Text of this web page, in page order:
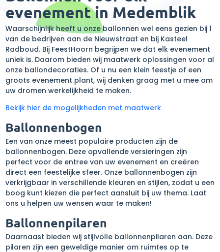
evenement in Medemblik
Waarschijnlijk heeft u onze ballonnen wel eens gezien bij 1
van de bedrijven aan de Nieuwstraat en bij Kasteel
Radboud. Bij FeestHoorn begrijpen we dat elk evenement
uniek is. Daarom bieden wij maatwerk oplossingen voor al
onze ballondecoraties. Of u nu een klein feestje of een
groots evenement plant, wij denken graag met u mee om
uw dromen werkelijkheid te maken.
Bekijk hier de mogelijkheden met maatwerk
Ballonnenbogen
Een van onze meest populaire producten zijn de
ballonnenbogen. Deze opvallende versieringen zijn
perfect voor de entree van uw evenement en creëren
direct een feestelijke sfeer. Onze ballonnenbogen zijn
verkrijgbaar in verschillende kleuren en stijlen, zodat u een
boog kunt kiezen die perfect aansluit bij uw thema. Laat
ons u helpen uw wensen waar te maken!
Ballonnenpilaren
Daarnaast bieden wij stijlvolle ballonnenpilaren aan. Deze
pilaren zijn een geweldige manier om ruimtes op te